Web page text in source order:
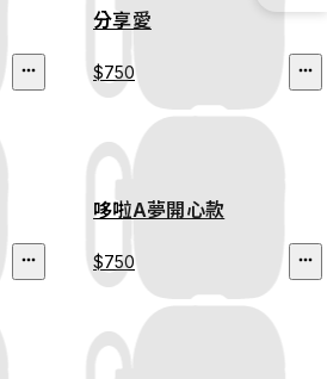
分享愛
$750
哆啦A夢開心款
$750